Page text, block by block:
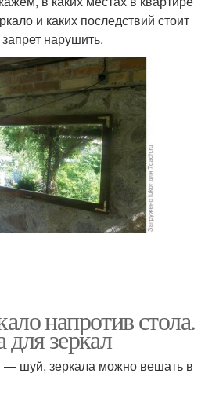
и каких последствий стоит
нарушить.
напротив стола.
зеркал
шуй, зеркала можно вешать в